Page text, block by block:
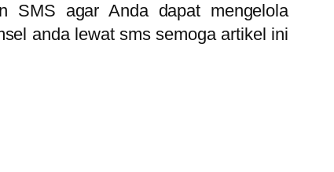
SMS agar Anda dapat mengelola
anda lewat sms semoga artikel ini